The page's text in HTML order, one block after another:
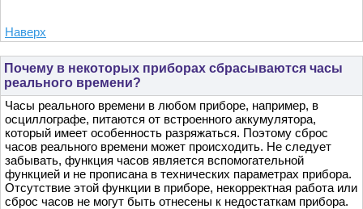
Наверх
Почему в некоторых приборах сбрасываются часы
реального времени?
Часы реального времени в любом приборе, например, в
осциллографе, питаются от встроенного аккумулятора,
который имеет особенность разряжаться. Поэтому сброс
часов реального времени может происходить. Не следует
забывать, функция часов является вспомогательной
функцией и не прописана в технических параметрах прибора.
Отсутствие этой функции в приборе, некорректная работа или
сброс часов не могут быть отнесены к недостаткам прибора.